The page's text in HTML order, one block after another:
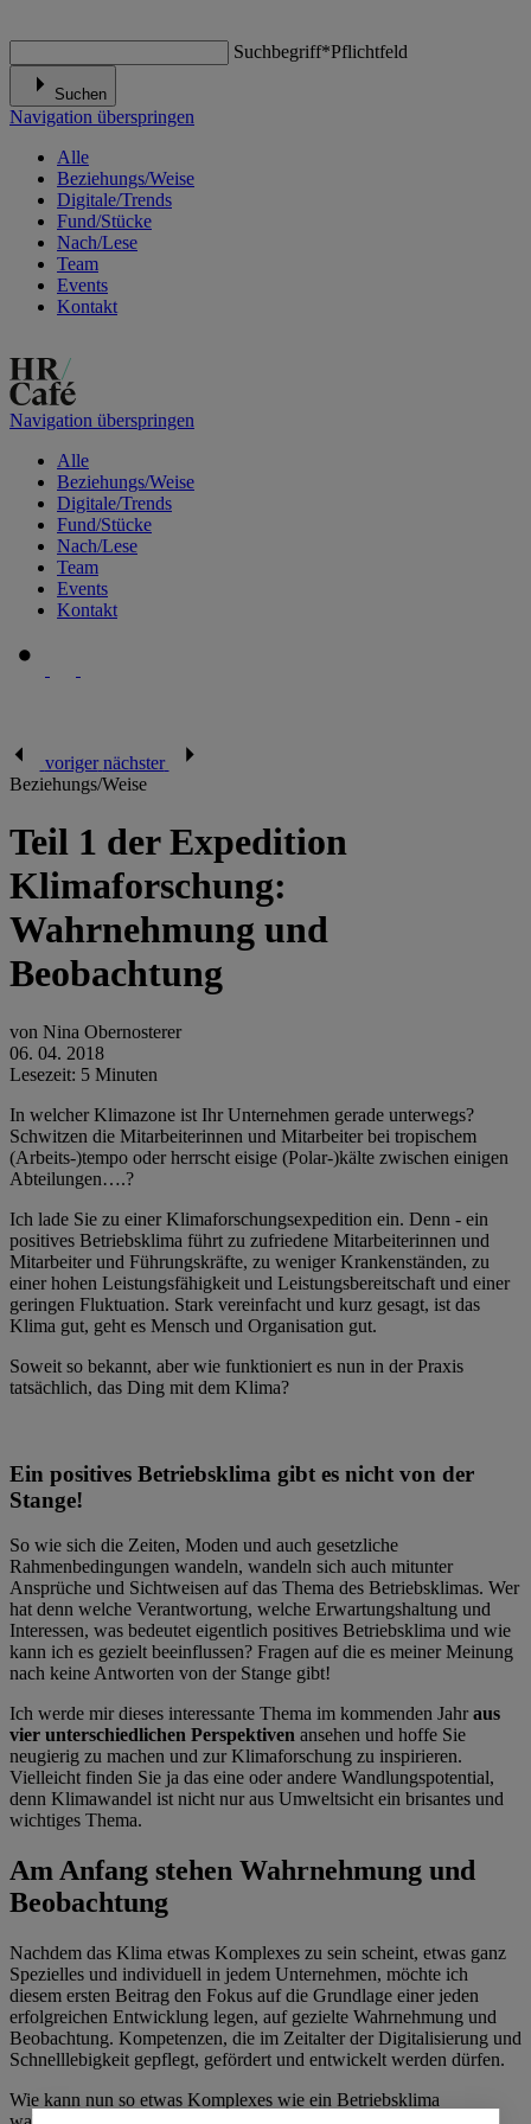
Suchbegriff*Pflichtfeld
Suchen
Navigation überspringen
Alle
Beziehungs/Weise
Digitale/Trends
Fund/Stücke
Nach/Lese
Team
Events
Kontakt
Navigation überspringen
Alle
Beziehungs/Weise
Digitale/Trends
Fund/Stücke
Nach/Lese
Team
Events
Kontakt
voriger nächster
Beziehungs/Weise
Teil 1 der Expedition
Klimaforschung:
Wahrnehmung und
Beobachtung
von Nina Obernosterer
06. 04. 2018
Lesezeit: 5 Minuten
In welcher Klimazone ist Ihr Unternehmen gerade unterwegs?
Schwitzen die Mitarbeiterinnen und Mitarbeiter bei tropischem
(Arbeits-)tempo oder herrscht eisige (Polar-)kälte zwischen einigen
Abteilungen….?
Ich lade Sie zu einer Klimaforschungsexpedition ein. Denn - ein
positives Betriebsklima führt zu zufriedene Mitarbeiterinnen und
Mitarbeiter und Führungskräfte, zu weniger Krankenständen, zu
einer hohen Leistungsfähigkeit und Leistungsbereitschaft und einer
geringen Fluktuation. Stark vereinfacht und kurz gesagt, ist das
Klima gut, geht es Mensch und Organisation gut.
Soweit so bekannt, aber wie funktioniert es nun in der Praxis
tatsächlich, das Ding mit dem Klima?
Ein positives Betriebsklima gibt es nicht von der
Stange!
So wie sich die Zeiten, Moden und auch gesetzliche
Rahmenbedingungen wandeln, wandeln sich auch mitunter
Ansprüche und Sichtweisen auf das Thema des Betriebsklimas. Wer
hat denn welche Verantwortung, welche Erwartungshaltung und
Interessen, was bedeutet eigentlich positives Betriebsklima und wie
kann ich es gezielt beeinflussen? Fragen auf die es meiner Meinung
nach keine Antworten von der Stange gibt!
Ich werde mir dieses interessante Thema im kommenden Jahraus
vier unterschiedlichen Perspektiven ansehen und hoffe Sie
neugierig zu machen und zur Klimaforschung zu inspirieren.
Vielleicht finden Sie ja das eine oder andere Wandlungspotential,
denn Klimawandel ist nicht nur aus Umweltsicht ein brisantes und
wichtiges Thema.
Am Anfang stehen Wahrnehmung und
Beobachtung
Nachdem das Klima etwas Komplexes zu sein scheint, etwas ganz
Spezielles und individuell in jedem Unternehmen, möchte ich
diesem ersten Beitrag den Fokus auf die Grundlage einer jeden
erfolgreichen Entwicklung legen, auf gezielte Wahrnehmung und
Beobachtung. Kompetenzen, die im Zeitalter der Digitalisierung und
Schnelllebigkeit gepflegt, gefördert und entwickelt werden dürfen.
Wie kann nun so etwas Komplexes wie ein Betriebsklima